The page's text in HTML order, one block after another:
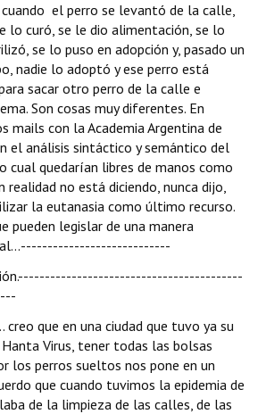
el perro se levantó de la calle,
lo curó, se le dio alimentación, se lo
se lo puso en adopción y, pasado un
nadie lo adoptó y ese perro está
sacar otro perro de la calle e
Son cosas muy diferentes. En
mails con la Academia Argentina de
el análisis sintáctico y semántico del
quedarían libres de manos como
realidad no está diciendo, nunca dijo,
la eutanasia como último recurso.
pueden legislar de una manera
creo que en una ciudad que tuvo ya su
Virus, tener todas las bolsas
los perros sueltos nos pone en un
que cuando tuvimos la epidemia de
de la limpieza de las calles, de las